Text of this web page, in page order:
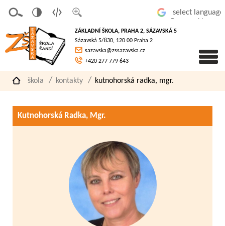
písmo
á
verze
pro
slaboz
raké
ZÁKLADNÍ ŠKOLA, PRAHA 2, SÁZAVSKÁ 5
Sázavská 5/830, 120 00 Praha 2
sazavska@zssazavska.cz
+420 277 779 643
škola kontakty kutnohorská radka, mgr.
Kutnohorská Radka, Mgr.